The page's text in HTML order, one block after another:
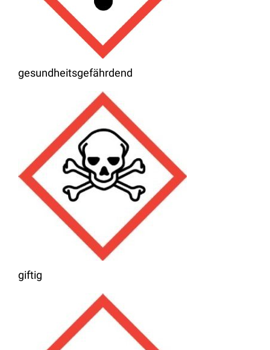
gesundheitsgefährdend
giftig